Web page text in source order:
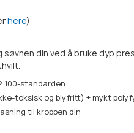
here)
din ved å bruke dyp
100-standarden
toksisk og blyfritt) + mykt
til kroppen din